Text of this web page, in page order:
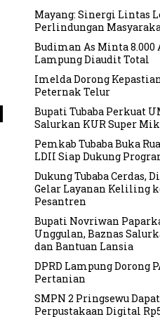
Mayang: Sinergi Lintas
Perlindungan
Budiman As Minta 8.000
Lampung Diaudit Total
Imelda Dorong
Peternak Telur
Bupati Tubaba Perkuat
Salurkan KUR Super
Pemkab Tubaba Buka
LDII Siap Dukung
Dukung Tubaba Cerdas,
Gelar Layanan Keliling
Pesantren
Bupati Novriwan
Unggulan, Baznas
dan Bantuan Lansia
DPRD Lampung Dorong
Pertanian
SMPN 2 Pringsewu Dapat
Perpustakaan Digital